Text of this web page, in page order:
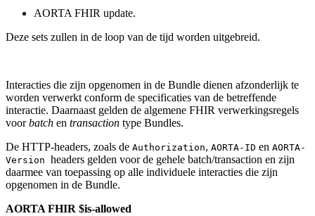
AORTA FHIR update.
Deze sets zullen in de loop van de tijd worden uitgebreid.
Interacties die zijn opgenomen in de Bundle dienen afzonderlijk te
worden verwerkt conform de specificaties van de betreffende
interactie. Daarnaast gelden de algemene FHIR verwerkingsregels
voorbatch en transaction type Bundles.
De HTTP-headers, zoals de Authorization, AORTA-ID en AORTA-
Version headers gelden voor de gehele batch/transaction en zijn
daarmee van toepassing op alle individuele interacties die zijn
opgenomen in de Bundle.
AORTA FHIR $is-allowed